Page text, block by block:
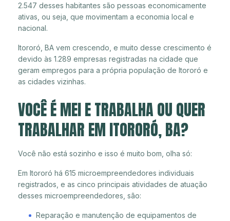
2.547 desses habitantes são pessoas economicamente
ativas, ou seja, que movimentam a economia local e
nacional.
Itororó, BA vem crescendo, e muito desse crescimento é
devido às 1.289 empresas registradas na cidade que
geram empregos para a própria população de Itororó e
as cidades vizinhas.
VOCÊ É MEI E TRABALHA OU QUER
TRABALHAR EM ITORORÓ, BA?
Você não está sozinho e isso é muito bom, olha só:
Em Itororó há 615 microempreendedores individuais
registrados, e as cinco principais atividades de atuação
desses microempreendedores, são:
Reparação e manutenção de equipamentos de